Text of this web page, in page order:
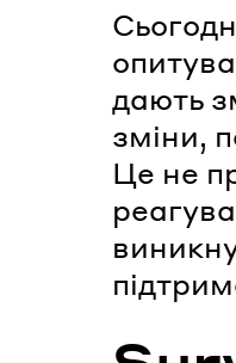
дають
зміни,
Це не